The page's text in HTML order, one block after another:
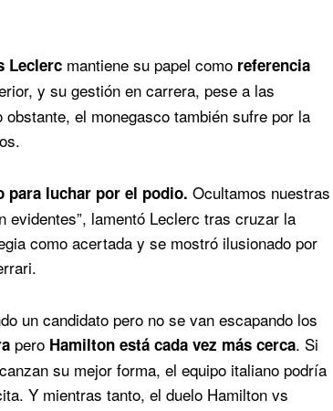
Leclerc mantiene su papel como referencia
y su gestión en carrera, pese a las
el monegasco también sufre por la
para luchar por el podio. Ocultamos nuestras
lamentó Leclerc tras cruzar la
como acertada y se mostró ilusionado por
un candidato pero no se van escapando los
pero Hamilton está cada vez más cerca. Si
su mejor forma, el equipo italiano podría
Y mientras tanto, el duelo Hamilton vs